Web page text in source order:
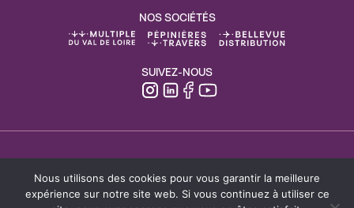
NOS SOCIÉTÉS
SUIVEZ-NOUS
© GROUPE TRAVERS 2023
Nous utilisons des cookies pour vous garantir la meilleure
expérience sur notre site web. Si vous continuez à utiliser ce